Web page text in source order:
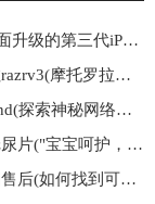
ipad3(全面升级的第三代iPad)
摩托罗拉razrv3(摩托罗拉经典智能机：RAZRV3)
xmptipwnd(探索神秘网络岛屿“xmptipwnd”的秘密世界)
嘘嘘乐纸尿片("宝宝呵护，选择嘘嘘乐纸尿片，给宝宝最舒适的呵护！")
惠普电脑售后(如何找到可信赖的惠普电脑售后服务？)